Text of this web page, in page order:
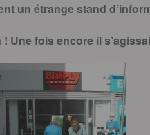
un étrange stand
Une fois encore il